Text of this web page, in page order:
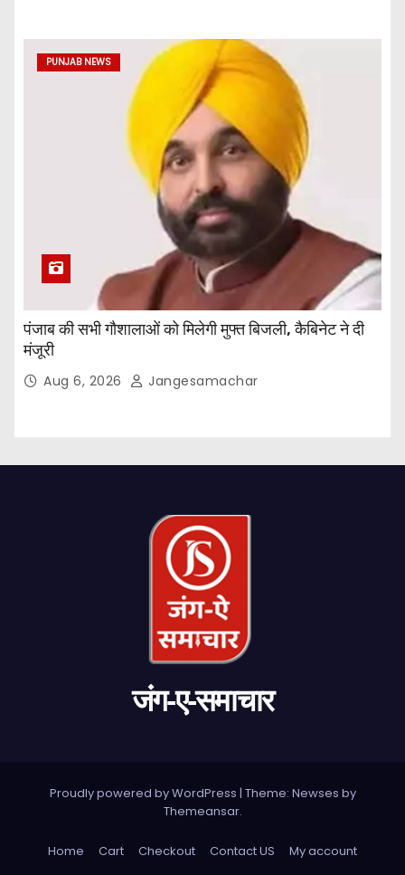
PUNJAB NEWS
पंजाब की सभी गौशालाओं को मिलेगी मुफ्त बिजली, कैबिनेट ने दी
मंजूरी
Aug 6, 2026 Jangesamachar
जंग-ए-समाचार
Proudly powered by WordPress | Theme: Newses by
Themeansar.
Home Cart Checkout Contact US
My account